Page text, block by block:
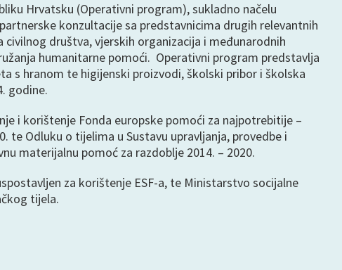
Hrvatsku (Operativni program), sukladno načelu
konzultacije sa predstavnicima drugih relevantnih
društva, vjerskih organizacija i međunarodnih
humanitarne pomoći. Operativni program predstavlja
s hranom te higijenski proizvodi, školski pribor i školska
godine.
i korištenje Fonda europske pomoći za najpotrebitije –
te Odluku o tijelima u Sustavu upravljanja, provedbe i
materijalnu pomoć za razdoblje 2014. – 2020.
za korištenje ESF-a, te Ministarstvo socijalne
tijela.